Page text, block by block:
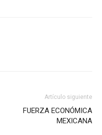
Artículo siguiente
FUERZA ECONÓMICA
MEXICANA